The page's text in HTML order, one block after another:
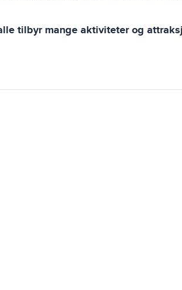
tilbyr mange aktiviteter og